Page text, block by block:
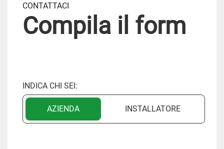
CONTATTACI
Compila il form
INDICA CHI SEI:
AZIENDA INSTALLATORE